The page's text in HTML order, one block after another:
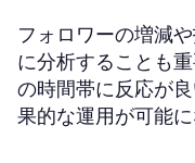
フォロワーの増減
に分析することも
の時間帯に反応が
果的な運用が可能に